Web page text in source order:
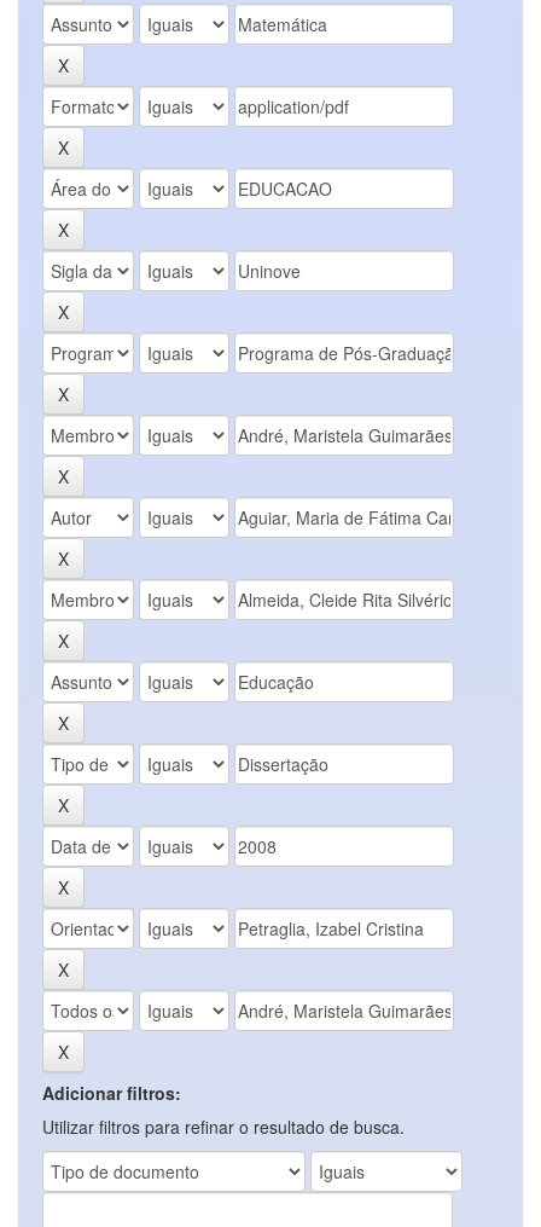
Adicionar filtros:
Utilizar filtros para refinar o resultado de busca.